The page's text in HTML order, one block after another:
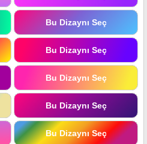
Bu Dizaynı Seç
Bu Dizaynı Seç
Bu Dizaynı Seç
Bu Dizaynı Seç
Bu Dizaynı Seç